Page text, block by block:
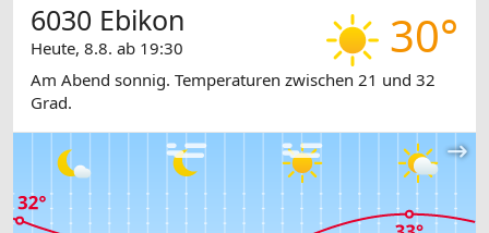
30°
6030 Ebikon
Heute, 8.8. ab 19:30
Am Abend sonnig. Temperaturen zwischen 21 und 32
Grad.